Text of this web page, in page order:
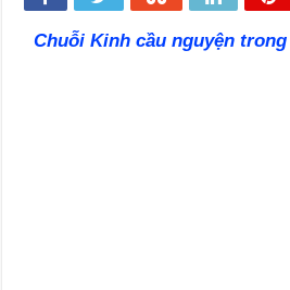
Chuỗi Kinh cầu nguyện